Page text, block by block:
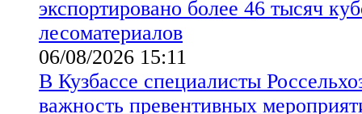
экспортировано более 46 тысяч
лесоматериалов
06/08/2026 15:11
В Кузбассе специалисты
важность превентивных